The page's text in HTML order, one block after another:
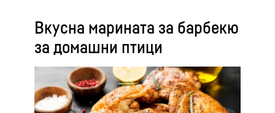
Вкусна марината за барбекю
за домашни птици